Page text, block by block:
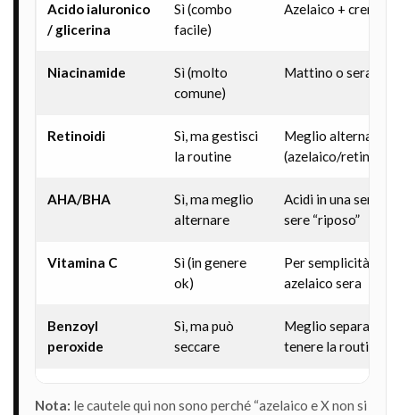
Acido ialuronico
/ glicerina
Sì (combo
facile)
Azelaico + crema
Niacinamide
Sì (molto
comune)
Mattino o sera,
Retinoidi
Sì, ma gestisci
la routine
Meglio alternare
(azelaico/retinoide)
AHA/BHA
Sì, ma meglio
alternare
Acidi in una sera;
sere “riposo”
Vitamina C
Sì (in genere
ok)
Per semplicità: Vit
azelaico sera
Benzoyl
peroxide
Sì, ma può
seccare
Meglio separare
tenere la routine
Nota: le cautele qui non sono perché “azelaico e X non si